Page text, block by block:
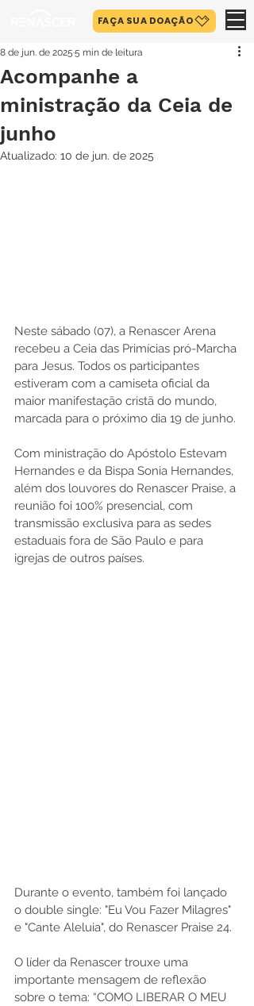
FAÇA SUA DOAÇÃO
Acompanhe a
ministração da Ceia de
junho
8 de jun. de 2025 5 min de leitura
Atualizado: 10 de jun. de 2025
Neste sábado (07), a Renascer Arena
recebeu a Ceia das Primícias pró-Marcha
para Jesus. Todos os participantes
estiveram com a camiseta oficial da
maior manifestação cristã do mundo,
marcada para o próximo dia 19 de junho.
Com ministração do Apóstolo Estevam
Hernandes e da Bispa Sonia Hernandes,
além dos louvores do Renascer Praise, a
reunião foi 100% presencial, com
transmissão exclusiva para as sedes
estaduais fora de São Paulo e para
igrejas de outros países.
Durante o evento, também foi lançado
o double single: "Eu Vou Fazer Milagres"
e "Cante Aleluia", do Renascer Praise 24.
O líder da Renascer trouxe uma
importante mensagem de reflexão
sobre o tema: “COMO LIBERAR O MEU